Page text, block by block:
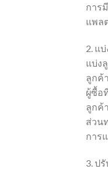
การ
แพล
2. แ
แบ่ง
ลูกค้
ผู้ซื้อ
ลูกค้
ส่วน
การ
3. ป